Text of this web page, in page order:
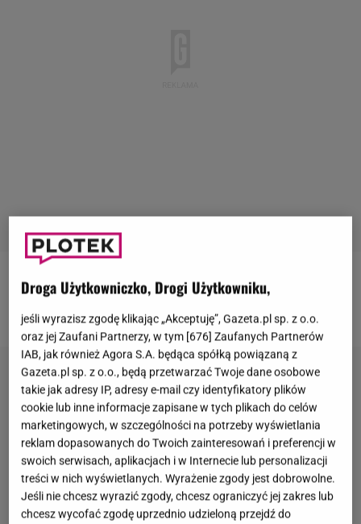
Więcej artykułów ze świata show-biznesu znajdziesz
na Gazeta.pl.
Droga Użytkowniczko, Drogi Użytkowniku,
jeśli wyrazisz zgodę klikając „Akceptuję”, Gazeta.pl sp. z o.o.
oraz jej Zaufani Partnerzy, w tym [676] Zaufanych Partnerów
IAB, jak również Agora S.A. będąca spółką powiązaną z
Gazeta.pl sp. z o.o., będą przetwarzać Twoje dane osobowe
takie jak adresy IP, adresy e-mail czy identyfikatory plików
cookie lub inne informacje zapisane w tych plikach do celów
marketingowych, w szczególności na potrzeby wyświetlania
reklam dopasowanych do Twoich zainteresowań i preferencji w
swoich serwisach, aplikacjach i w Internecie lub personalizacji
treści w nich wyświetlanych. Wyrażenie zgody jest dobrowolne.
Jeśli nie chcesz wyrazić zgody, chcesz ograniczyć jej zakres lub
chcesz wycofać zgodę uprzednio udzieloną przejdź do